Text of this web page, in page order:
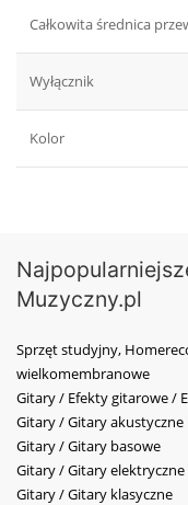
Całkowita średnica
Wyłącznik
Kolor
Muzyczny.pl
Sprzęt studyjny,
wielkomembranowe
Gitary / Efekty gitarowe /
Gitary / Gitary akustyczne
Gitary / Gitary basowe
Gitary / Gitary elektryczne
Gitary / Gitary klasyczne